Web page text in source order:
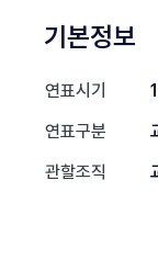
기본정보
연표시기
연표구분
관할조직